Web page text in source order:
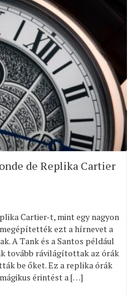
de Replika Cartier
Cartier-t, mint egy nagyon
ezt a hírnevet a
A Tank és a Santos például
tovább rávilágítottak az órák
be őket. Ez a replika órák
érintést a […]